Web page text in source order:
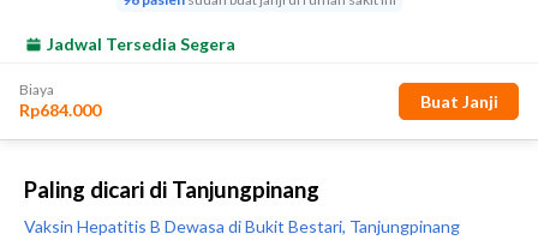
Paling dicari di Tanjungpinang
Vaksin Hepatitis B Dewasa di Bukit Bestari, Tanjungpinang